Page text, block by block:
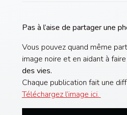
Pas à l’aise de partager une
Vous pouvez quand même
image noire et en aidant à
des vies.
Chaque publication fait une
Téléchargez l’image ici.